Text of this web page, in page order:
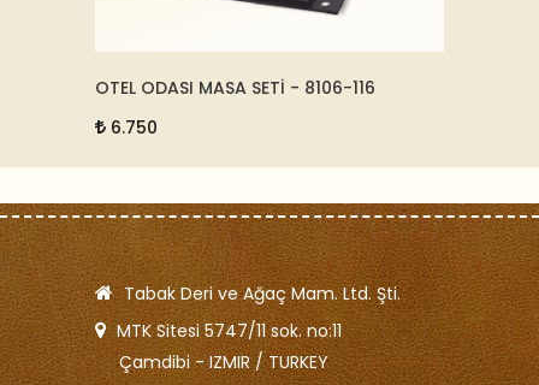
OTEL ODASI MASA SETİ - 8106-116
6.750
Tabak Deri ve Ağaç Mam. Ltd. Şti.
MTK Sitesi 5747/11 sok. no:11
Çamdibi - IZMIR / TURKEY